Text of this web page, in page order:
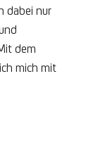
dabei nur
dem
mich mit